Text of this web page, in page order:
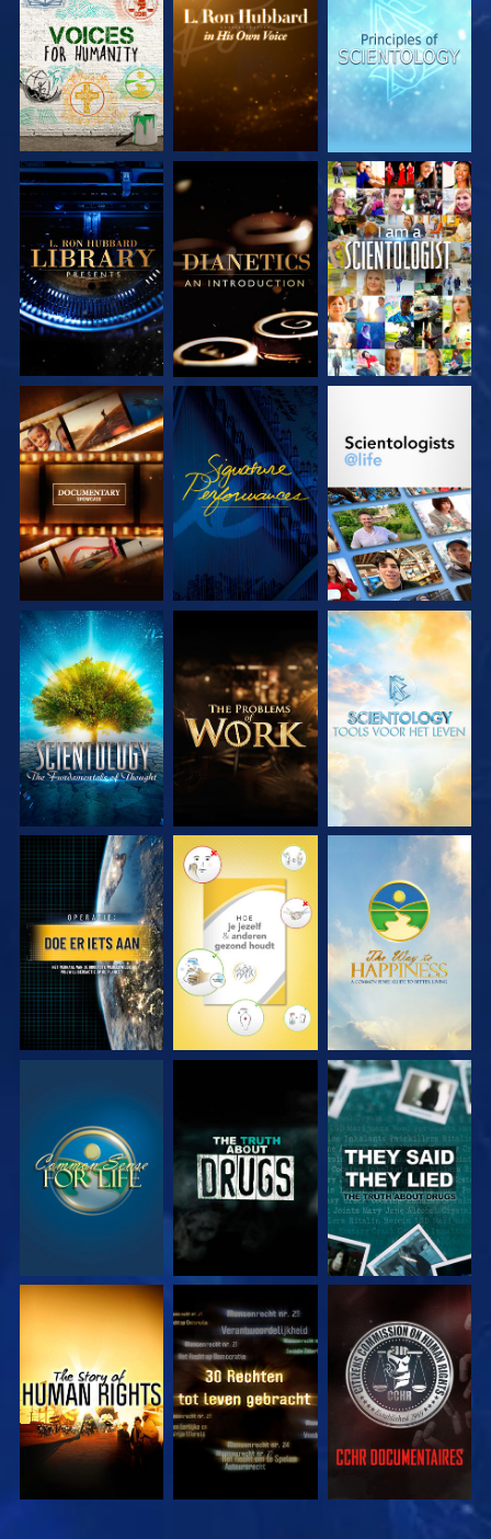
VERKEN DE SERIE VERKEN DE SERIE VERKEN DE SERIE
VERKEN DE SERIE VERKEN DE SERIE KIJK
VERKEN DE SERIE KIJK VERKEN DE SERIE
VERKEN DE SERIE VERKEN DE SERIE VERKEN DE SERIE
KIJK KIJK KIJK
KIJK KIJK KIJK
KIJK KIJK KIJK